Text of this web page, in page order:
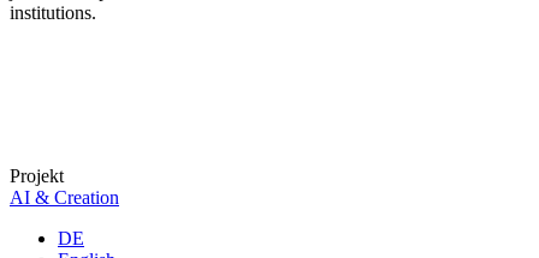
institutions.
Projekt
AI & Creation
DE